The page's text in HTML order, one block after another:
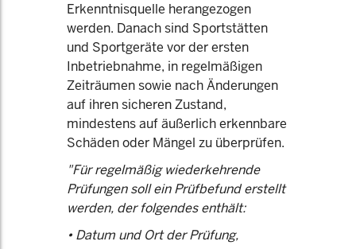
Erkenntnisquelle herangezogen
werden. Danach sind Sportstätten
und Sportgeräte vor der ersten
Inbetriebnahme, in regelmäßigen
Zeiträumen sowie nach Änderungen
auf ihren sicheren Zustand,
mindestens auf äußerlich erkennbare
Schäden oder Mängel zu überprüfen.
"Für regelmäßig wiederkehrende
Prüfungen soll ein Prüfbefund erstellt
werden, der folgendes enthält:
• Datum und Ort der Prüfung,